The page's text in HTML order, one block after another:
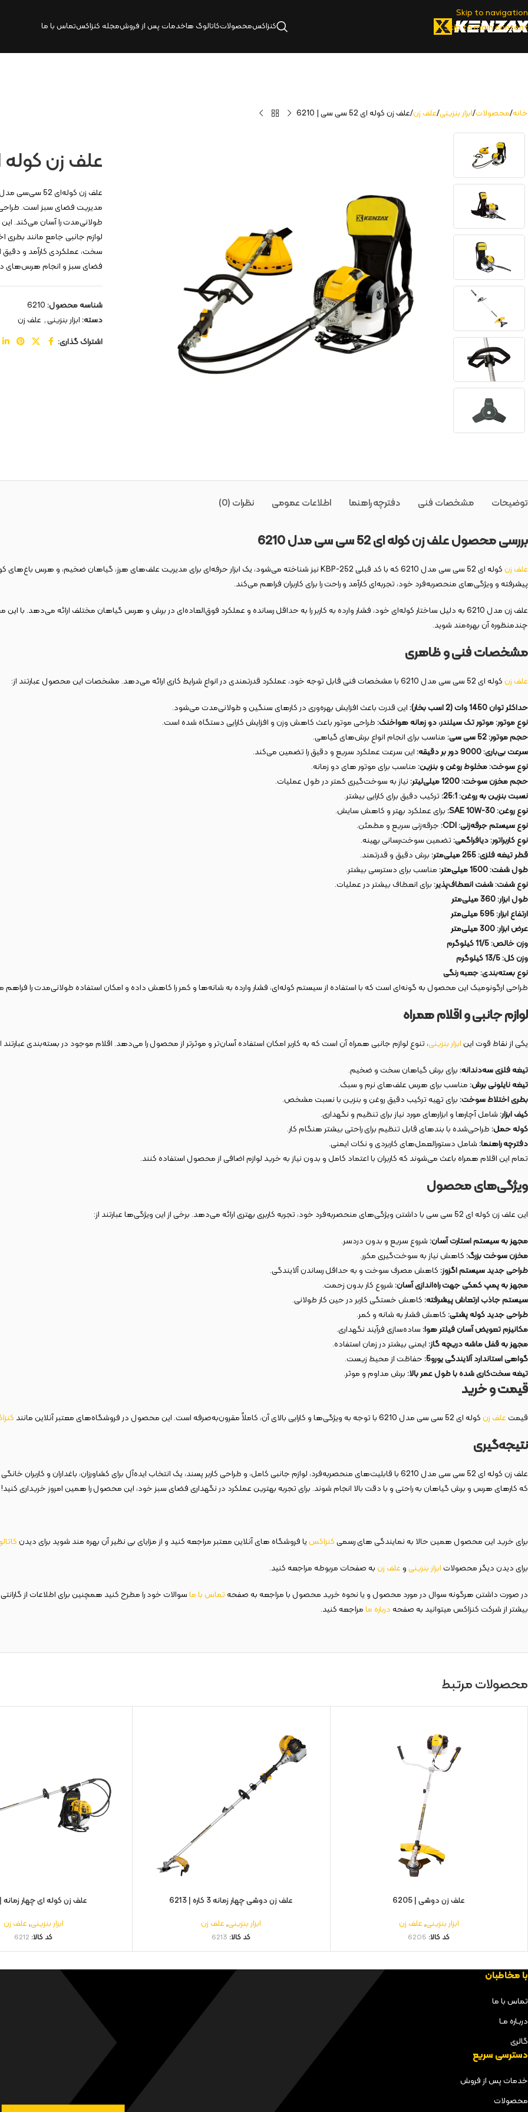
Skip to navigation
Skip to main content
کنزاکسمحصولاتکاتالوگ‌ هاخدمات پس از فروشمجله کنزاکستماس با ما
خانه محصولات ابزار بنزینی علف زن علف زن کوله ای 52 سی سی | 6210
علف زن کوله ای 52 سی سی
مدیریت فضای سبز است.
طولانی‌مدت را آسان می‌کند.
لوازم جانبی جامع مانند
سخت، عملکردی کارآمد و دقیق
فضای سبز و انجام هرس‌های
شناسه محصول:6210
دسته:ابزار بنزینی, علف زن
اشتراک گذاری:
توضیحات نظرات (0) مشخصات فنی اطلاعات عمومی دفترچه راهنما
بررسی محصول علف زن کوله ای 52 سی سی مدل 6210
علف زنکوله ای 52 سی سی مدل 6210 که با کد قبلی KBP-252 نیز شناخته می‌شود، یک ابزار حرفه‌ای برای مدیریت علف‌های هرز، گیاهان ضخیم، و هرس باغ‌های کوچک و بزرگ است. این
پیشرفته و ویژگی‌های منحصربه‌فرد خود، تجربه‌ای کارآمد و راحت را برای کاربران فراهم می‌کند.
علف زن مدل 6210 به دلیل ساختار کوله‌ای خود، فشار وارده به کاربر را به حداقل رسانده و عملکرد فوق‌العاده‌ای در برش و هرس گیاهان مختلف ارائه
چندمنظوره آن بهره‌مند شوید.
مشخصات فنی و ظاهری
علف زنکوله ای 52 سی سی مدل 6210 با مشخصات فنی قابل توجه خود، عملکرد قدرتمندی در انواع شرایط کاری ارائه می‌دهد. مشخصات این محصول عبارتند از:
حداکثر توان 1450 وات (2 اسب بخار):
این قدرت باعث افزایش بهره‌وری در کارهای سنگین و طولانی‌مدت می‌شود.
نوع موتور: موتور تک سیلندر، دو زمانه هواخنک:طراحی موتور باعث کاهش وزن و افزایش کارایی دستگاه شده است.
حجم موتور: 52 سی سی:
مناسب برای انجام انواع برش‌های گیاهی.
سرعت بی‌باری: 9000 دور بر دقیقه:
این سرعت عملکرد سریع و دقیق را تضمین می‌کند.
نوع سوخت: مخلوط روغن و بنزین:مناسب برای موتور های دو زمانه.
حجم مخزن سوخت: 1200 میلی‌لیتر:
نیاز به سوخت‌گیری کمتر در طول عملیات.
نسبت بنزین به روغن: 25:1:
ترکیب دقیق برای کارایی بیشتر.
نوع روغن: SAE 10W-30:
برای عملکرد بهتر و کاهش سایش.
نوع سیستم جرقه‌زنی: CDI:
جرقه‌زنی سریع و مطمئن.
نوع کاربراتور: دیافراگمی:تضمین سوخت‌رسانی بهینه.
قطر تیغه فلزی: 255 میلی‌متر:
برش دقیق و قدرتمند.
طول شفت: 1500 میلی‌متر:
مناسب برای دسترسی بیشتر.
نوع شفت: شفت انعطاف‌پذیر:برای انعطاف بیشتر در عملیات.
طول ابزار: 360 میلی‌متر
ارتفاع ابزار: 595 میلی‌متر
عرض ابزار: 300 میلی‌متر
وزن خالص: 11/5 کیلوگرم
وزن کل: 13/5 کیلوگرم
نوع بسته‌بندی: جعبه رنگی
طراحی ارگونومیک این محصول به گونه‌ای است که با استفاده از سیستم کوله‌ای، فشار وارده به شانه‌ها و کمر را کاهش داده و امکان استفاده طولانی‌مدت را فراهم
لوازم جانبی و اقلام همراه
یکی از نقاط قوت اینابزار بنزینی، تنوع لوازم جانبی همراه آن است که به کاربر امکان استفاده آسان‌تر و موثرتر از محصول را می‌دهد. اقلام موجود در بسته‌بندی عبارتند
تیغه فلزی سه‌دندانه:برای برش گیاهان سخت و ضخیم.
تیغه نایلونی برش:مناسب برای هرس علف‌های نرم و سبک.
بطری اختلاط سوخت:برای تهیه ترکیب دقیق روغن و بنزین با نسبت مشخص.
کیف ابزار:شامل آچارها و ابزارهای مورد نیاز برای تنظیم و نگهداری.
کوله حمل:طراحی‌شده با بندهای قابل تنظیم برای راحتی بیشتر هنگام کار.
دفترچه راهنما:شامل دستورالعمل‌های کاربردی و نکات ایمنی.
تمام این اقلام همراه باعث می‌شوند که کاربران با اعتماد کامل و بدون نیاز به خرید لوازم اضافی از محصول استفاده کنند.
ویژگی‌های محصول
این علف زن کوله ای 52 سی سی با داشتن ویژگی‌های منحصر‌به‌فرد خود، تجربه کاربری بهتری ارائه می‌دهد. برخی از این ویژگی‌ها عبارتند از:
مجهز به سیستم استارت آسان:شروع سریع و بدون دردسر.
مخزن سوخت بزرگ:کاهش نیاز به سوخت‌گیری مکرر.
طراحی جدید سیستم اگزوز:کاهش مصرف سوخت و به حداقل رساندن آلایندگی.
مجهز به پمپ کمکی جهت راه‌اندازی آسان:شروع کار بدون زحمت.
سیستم جاذب ارتعاش پیشرفته:کاهش خستگی کاربر در حین کار طولانی.
طراحی جدید کوله پشتی:کاهش فشار به شانه و کمر.
مکانیزم تعویض آسان فیلتر هوا:ساده‌سازی فرآیند نگهداری.
مجهز به قفل ماشه دریچه گاز:ایمنی بیشتر در زمان استفاده.
گواهی استاندارد آلایندگی یورو5:
حفاظت از محیط زیست.
تیغه سخت‌کاری شده با طول عمر بالا:برش مداوم و موثر.
قیمت و خرید
قیمتعلف زنکوله ای 52 سی سی مدل 6210 با توجه به ویژگی‌ها و کارایی بالای آن، کاملاً مقرون‌به‌صرفه است. این محصول در فروشگاه‌های معتبر آنلاین مانند
نتیجه‌گیری
علف زن کوله ای 52 سی سی مدل 6210 با قابلیت‌های منحصربه‌فرد، لوازم جانبی کامل، و طراحی کاربر پسند، یک انتخاب ایده‌آل برای کشاورزان،
که کارهای هرس و برش گیاهان به راحتی و با دقت بالا انجام شوند. برای تجربه بهترین عملکرد در نگهداری فضای سبز خود، این محصول را همین امروز خریداری کنید!
برای خرید این محصول همین حالا به نمایندگی های رسمیکنزاکسیا فروشگاه های آنلاین معتبر مراجعه کنید و از مزایای بی نظیر آن بهره مند شوید برای دیدن
برای دیدن دیگر محصولاتابزار بنزینیوعلف زنبه صفحات مربوطه مراجعه کنید.
در صورت داشتن هرگونه سوال در مورد محصول و یا نحوه خرید محصول با مراجعه به صفحهتماس با ماسوالات خود را مطرح کنید همچنین برای اطلاعات از
بیشتر از شرکت کنزاکس میتوانید به صفحهدرباره مامراجعه کنید.
محصولات مرتبط
علف زن دوشی | 6205
ابزار بنزینی,علف زن
کد کالا: 6205
علف زن دوشی چهار زمانه 3 کاره | 6213
ابزار بنزینی,علف زن
کد کالا: 6213
علف زن کوله ای چهار زمانه | 6212
ابزار بنزینی,علف زن
کد کالا: 6212
با مخاطبان
تماس با ما
دربـاره مـا
گالری
دسترسی سریع
خدمات پس از فروش
محصولات